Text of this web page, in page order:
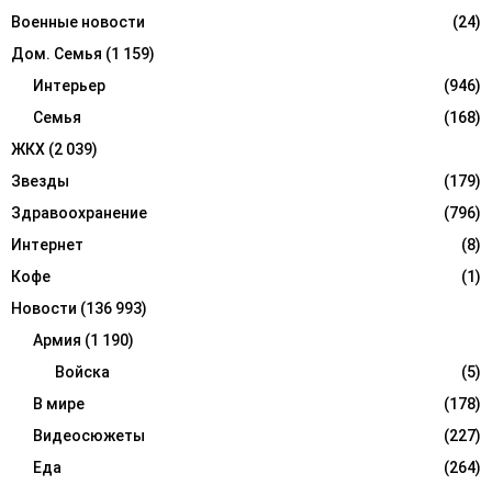
H
Военные новости
(24)
Дом. Семья (1 159)
Интерьер
(946)
Семья
(168)
ЖКХ (2 039)
Звезды
(179)
Здравоохранение
(796)
Интернет
(8)
Кофе
(1)
Новости (136 993)
Армия (1 190)
Войска
(5)
В мире
(178)
Видеосюжеты
(227)
Еда
(264)